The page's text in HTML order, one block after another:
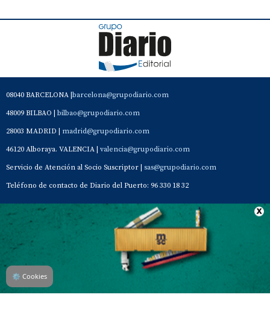
08040 BARCELONA | barcelona@grupodiario.com
48009 BILBAO | bilbao@grupodiario.com
28003 MADRID | madrid@grupodiario.com
46120 Alboraya. VALENCIA | valencia@grupodiario.com
Servicio de Atención al Socio Suscriptor | sas@grupodiario.com
Teléfono de contacto de Diario del Puerto: 96 330 18 32
Contacto Aviso Legal Quiénes somos Política de privacidad
⚙ Cookies